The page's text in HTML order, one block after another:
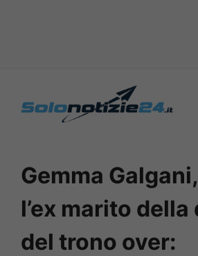
Gemma
l’ex marito della
del trono over: